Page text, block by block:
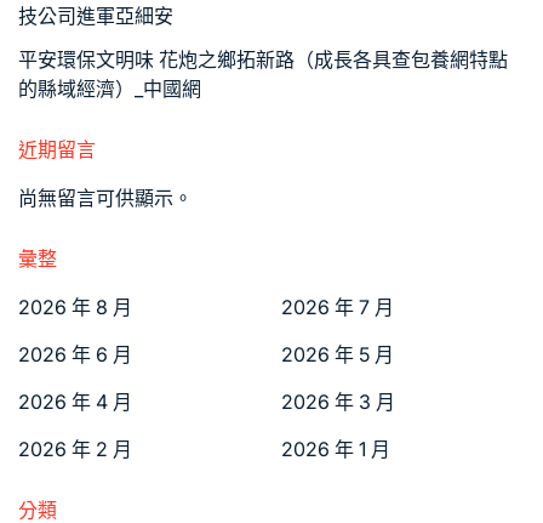
技公司進軍亞細安
平安環保文明味 花炮之鄉拓新路（成長各具查包養網特點
的縣域經濟）_中國網
近期留言
尚無留言可供顯示。
彙整
2026 年 8 月
2026 年 7 月
2026 年 6 月
2026 年 5 月
2026 年 4 月
2026 年 3 月
2026 年 2 月
2026 年 1 月
分類